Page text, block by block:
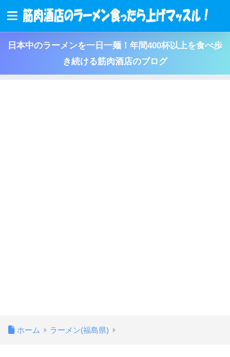
日本中のラーメンを一日一麺！年間400杯以上を食べ歩
き続ける筋肉酒店のブログ
ホーム ラーメン(福島県)